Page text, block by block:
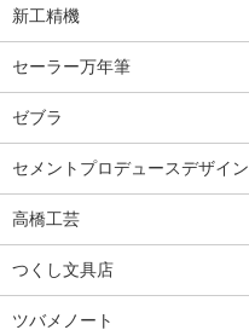
新工精機
セーラー万年筆
ゼブラ
セメントプロデュースデザイン
高橋工芸
つくし文具店
ツバメノート